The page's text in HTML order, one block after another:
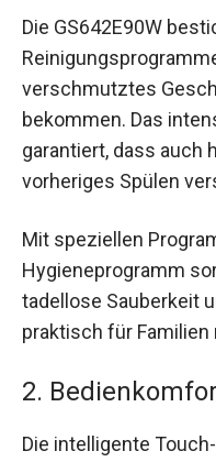
Die GS642E90W
verschmutztes
bekommen. Das
garantiert, dass auch
vorheriges Spülen
Mit speziellen
Hygieneprogramm
tadellose Sauberkeit
praktisch für Familien
2.
Die intelligente